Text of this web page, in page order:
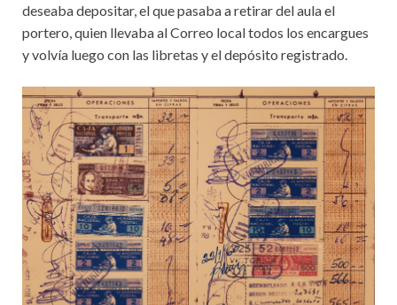
deseaba depositar, el que pasaba a retirar del aula el
portero, quien llevaba al Correo local todos los encargues
y volvía luego con las libretas y el depósito registrado.